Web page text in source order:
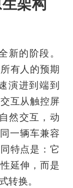
架构
新的阶段。
有人的预期
演进到端到
互从触控屏
然交互，动
一辆车兼容
特点是：它
延伸，而是
转换。